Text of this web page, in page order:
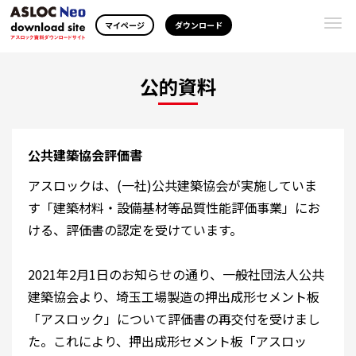
マイページ ダウンロード
公的資料
公共建築協会評価書
アスロックは、(一社)公共建築協会が実施していま
す「建築材料・設備基材等品質性能評価事業」にお
ける、評価書の認定を受けています。
2021年2月1日のお知らせの通り、一般社団法人公共
建築協会より、埼玉工場製造の押出成形セメント板
「アスロック」について評価書の再交付を受けまし
た。これにより、押出成形セメント板「アスロッ